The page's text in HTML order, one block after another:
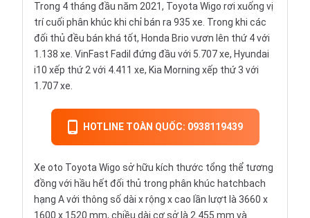
Trong 4 tháng đầu năm 2021, Toyota Wigo rơi xuống vị
trí cuối phân khúc khi chỉ bán ra 935 xe. Trong khi các
đối thủ đều bán khá tốt, Honda Brio vươn lên thứ 4 với
1.138 xe. VinFast Fadil đứng đầu với 5.707 xe, Hyundai
i10 xếp thứ 2 với 4.411 xe, Kia Morning xếp thứ 3 với
1.707 xe.
HOTLINE TOÀN QUỐC: 0938119439
Xe oto Toyota Wigo sở hữu kích thước tổng thể tương
đồng với hầu hết đối thủ trong phân khúc hatchbach
hạng A với thông số dài x rộng x cao lần lượt là 3660 x
1600 x 1520 mm, chiều dài cơ sở là 2.455 mm và